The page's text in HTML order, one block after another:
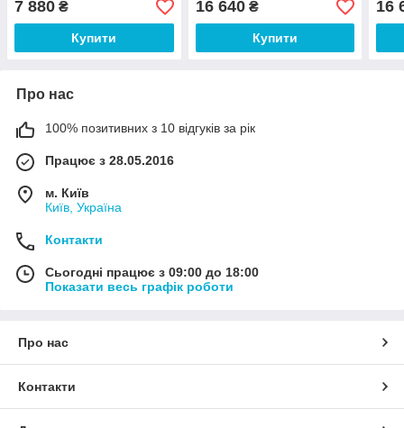
7 880 ₴
Купити
16 640₴
Купити
16
Про нас
100% позитивних з 10 відгуків за рік
Працює з 28.05.2016
м. Київ
Київ, Україна
Контакти
Сьогодні працює з 09:00 до 18:00
Показати весь графік роботи
Про нас
Контакти